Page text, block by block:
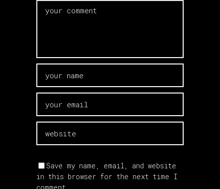
Save my name, email, and website
in this browser for the next time I